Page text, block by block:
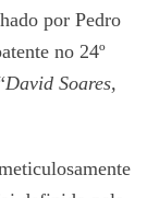
por Pedro
no 24º
David Soares,